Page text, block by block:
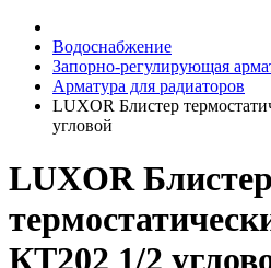
Водоснабжение
Запорно-регулирующая
Арматура для радиаторов
LUXOR Блистер
угловой
LUXOR Блистер
КТ202 1/2